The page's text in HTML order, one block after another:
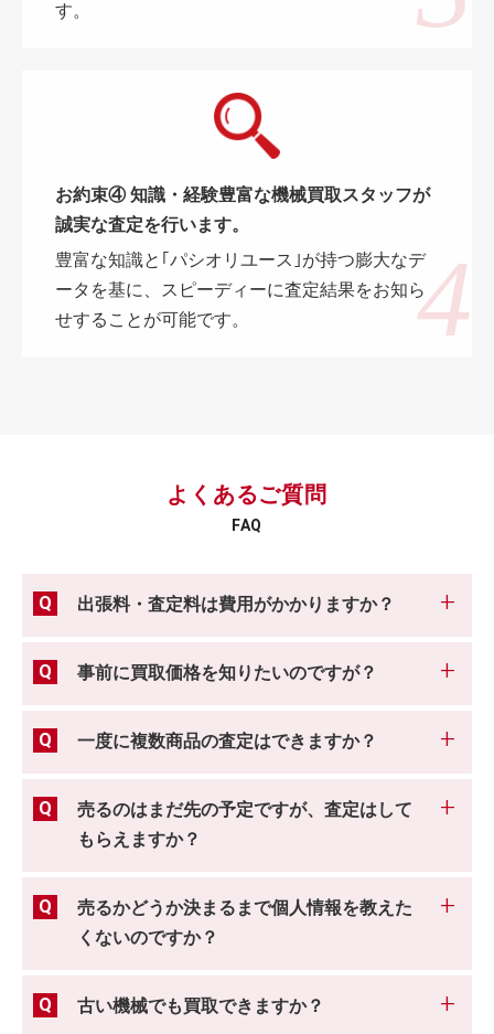
す。
お約束④ 知識・経験豊富な機械買取スタッフが
誠実な査定を行います。
豊富な知識と｢パシオリユース｣が持つ膨大なデ
ータを基に、スピーディーに査定結果をお知ら
せすることが可能です。
よくあるご質問
FAQ
出張料・査定料は費用がかかりますか？
事前に買取価格を知りたいのですが？
一度に複数商品の査定はできますか？
売るのはまだ先の予定ですが、査定はして
もらえますか？
売るかどうか決まるまで個人情報を教えた
くないのですか？
古い機械でも買取できますか？